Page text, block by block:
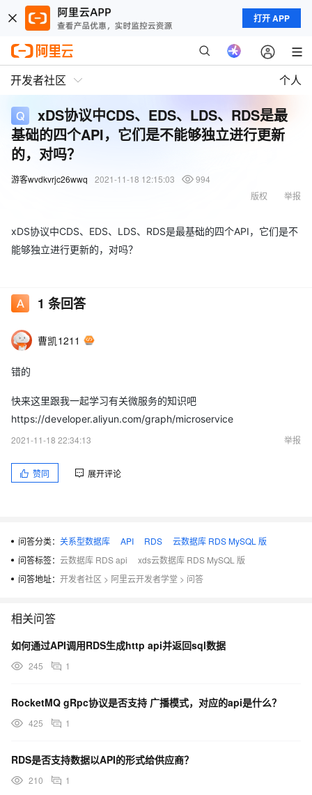
打开 APP
开发者社区 个人
xDS协议中CDS、EDS、LDS、RDS是最
基础的四个API，它们是不能够独立进行更新
的，对吗？
游客wvdkvrjc26wwq 2021-11-18 12:15:03
994
举报
版权
xDS协议中CDS、EDS、LDS、RDS是最基础的四个API，它们是不
能够独立进行更新的，对吗？
1 条回答
曹凯1211
错的
快来这里跟我一起学习有关微服务的知识吧
https://developer.aliyun.com/graph/microservice
2021-11-18 22:34:13
举报
赞同 展开评论
问答分类： 关系型数据库 API RDS
云数据库 RDS MySQL 版
问答标签： 云数据库 RDS api
xds云数据库 RDS MySQL 版
问答地址： 开发者社区 > 阿里云开发者学堂 > 问答
相关问答
如何通过API调用RDS生成http api并返回sql数据
245 1
RocketMQ gRpc协议是否支持 广播模式，对应的api是什么？
425 1
RDS是否支持数据以API的形式给供应商？
210 1